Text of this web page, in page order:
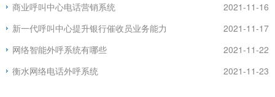
2021-11-16
商业呼叫中心电话营销系统
2021-11-17
新一代呼叫中心提升银行催收员业务能力
2021-11-22
网络智能外呼系统有哪些
2021-11-23
衡水网络电话外呼系统